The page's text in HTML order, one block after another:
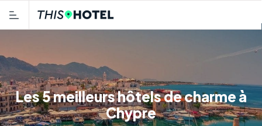
Les 5 meilleurs hôtels de charme à
Chypre